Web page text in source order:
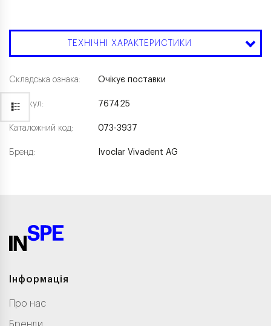
ТЕХНІЧНІ ХАРАКТЕРИСТИКИ
Складська ознака:
Артикул:
Каталожний код:
Бренд:
Очікує поставки
767425
073-3937
Ivoclar Vivadent AG
Інформація
Про нас
Бренди